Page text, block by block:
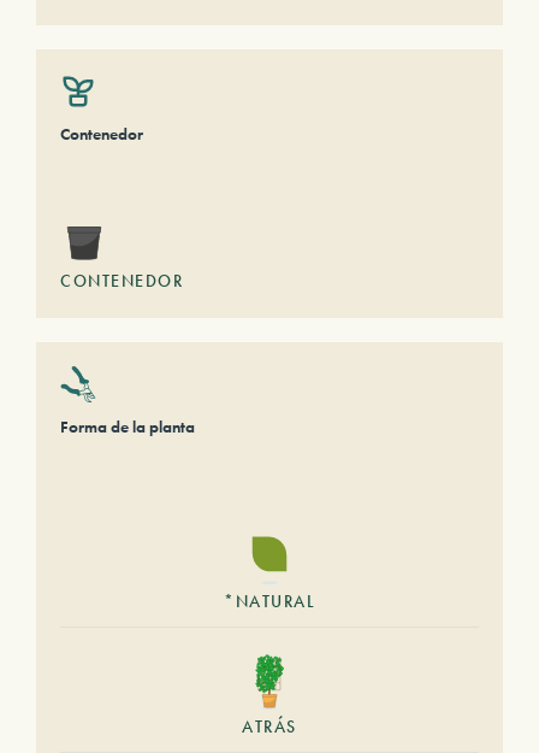
Contenedor
CONTENEDOR
Forma de la planta
*NATURAL
ATRÁS